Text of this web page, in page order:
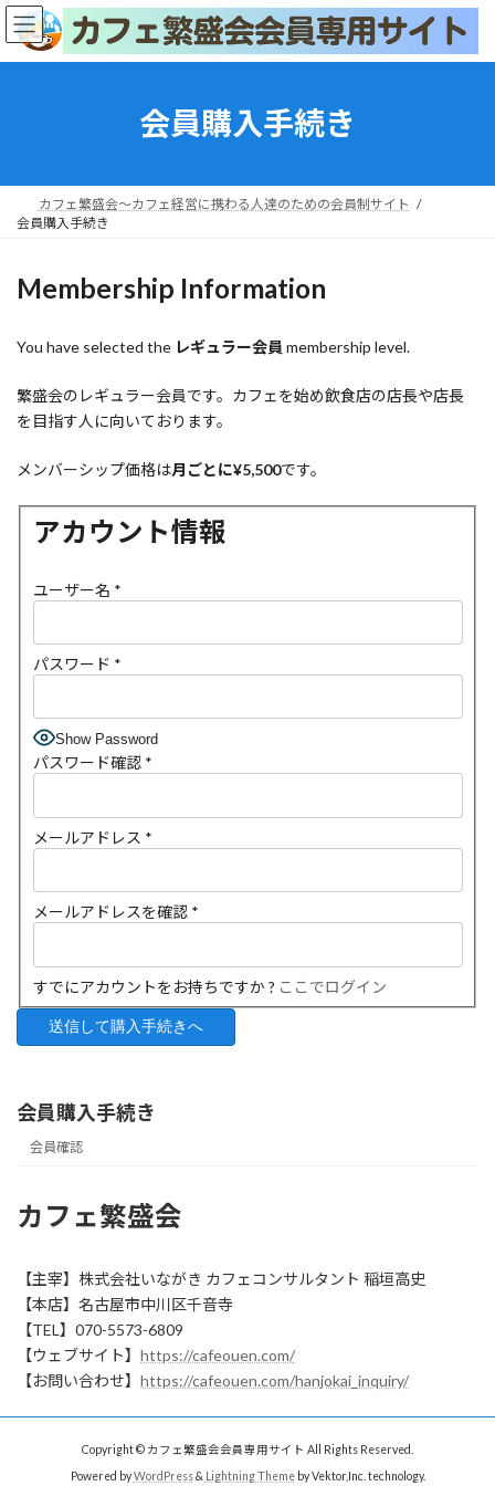
コ
ン
ッ
ナ
ビ
移
会員購入手続き
カフェ繁盛会～カフェ経営に携わる人達のための会員制サイト
会員購入手続き
Membership Information
You have selected the レギュラー会員 membership level.
繁盛会のレギュラー会員です。カフェを始め飲食店の店長や店長
を目指す人に向いております。
メンバーシップ価格は月ごとに¥5,500です。
アカウント情報
ユーザー名 *
パスワード *
Show Password
パスワード確認 *
メールアドレス *
メールアドレスを確認 *
すでにアカウントをお持ちですか ? ここでログイン
会員購入手続き
会員確認
カフェ繁盛会
【主宰】株式会社いながき カフェコンサルタント 稲垣高史
【本店】名古屋市中川区千音寺
【TEL】070-5573-6809
【ウェブサイト】 https://cafeouen.com/
【お問い合わせ】 https://cafeouen.com/hanjokai_inquiry/
Copyright © カフェ繁盛会会員専用サイト All Rights Reserved.
Powered byWordPress& Lightning Themeby Vektor,Inc. technology.